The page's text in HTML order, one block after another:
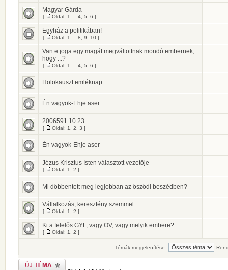
Magyar Gárda
[ Oldal: 1 4 5 6 ]
Egyház a politikában!
[ Oldal: 1 8 9 10 ]
Van e joga egy magát megváltottnak mondó embernek,
hogy ...?
[ Oldal: 1 4 5 6 ]
Holokauszt emléknap
Én vagyok-Ehje aser
2006591 10.23.
[ Oldal: 1 2 3 ]
Én vagyok-Ehje aser
Jézus Krisztus Isten választott vezetője
[ Oldal: 1 2 ]
Mi döbbentett meg legjobban az öszödi beszédben?
Vállalkozás, keresztény szemmel...
[ Oldal: 1 2 ]
Ki a felelős GYF, vagy OV, vagy melyik embere?
[ Oldal: 1 2 ]
Témák megjelenítése: